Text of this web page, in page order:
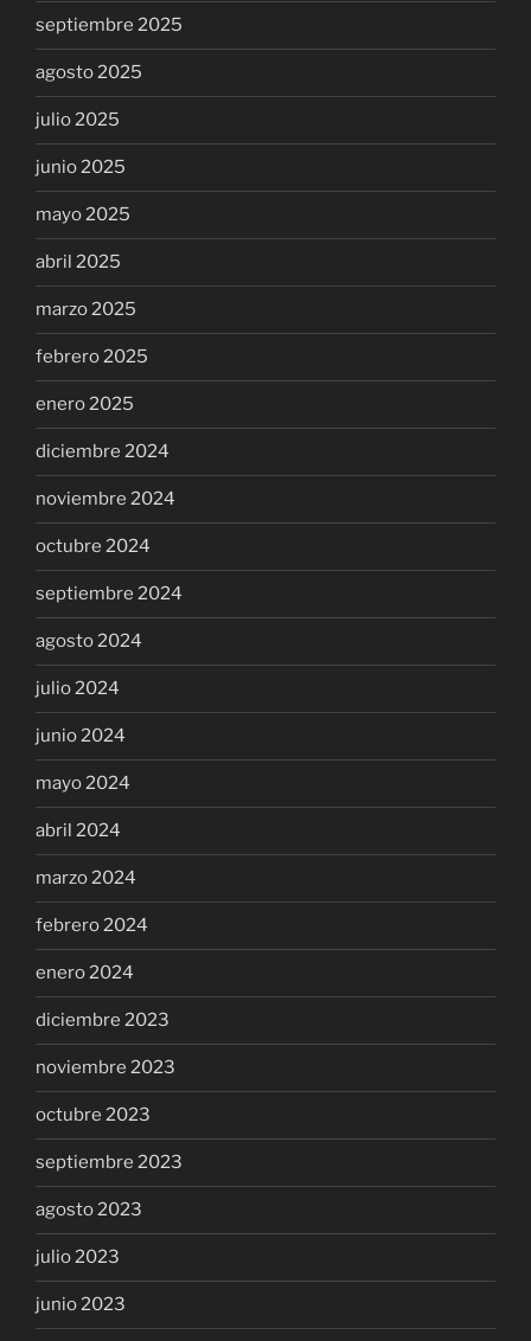
septiembre 2025
agosto 2025
julio 2025
junio 2025
mayo 2025
abril 2025
marzo 2025
febrero 2025
enero 2025
diciembre 2024
noviembre 2024
octubre 2024
septiembre 2024
agosto 2024
julio 2024
junio 2024
mayo 2024
abril 2024
marzo 2024
febrero 2024
enero 2024
diciembre 2023
noviembre 2023
octubre 2023
septiembre 2023
agosto 2023
julio 2023
junio 2023